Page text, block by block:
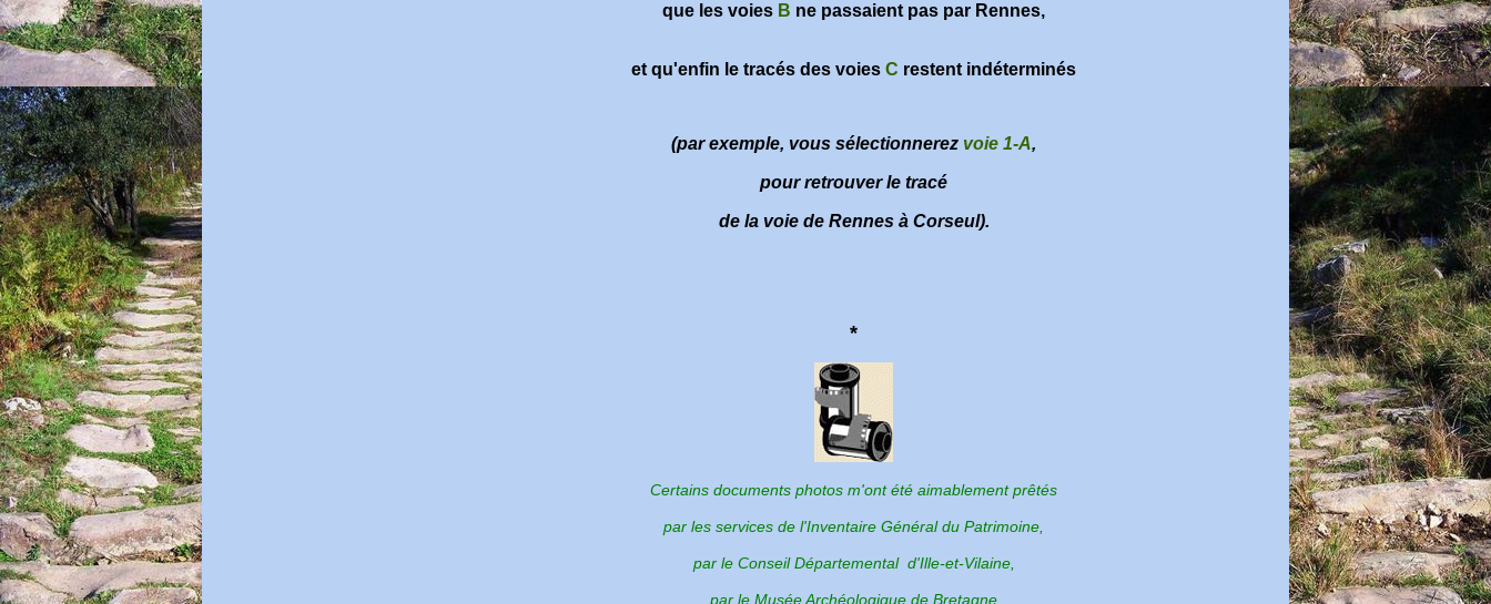
que les voies B ne passaient pas par Rennes,
et qu'enfin le tracés des voies C restent indéterminés
(par exemple, vous sélectionnerez voie 1-A,
pour retrouver le tracé
de la voie de Rennes à Corseul).
*
Certains documents photos m'ont été aimablement prêtés
par les services de l'Inventaire Général du Patrimoine,
par le Conseil Départemental d'Ille-et-Vilaine,
par le Musée Archéologique de Bretagne